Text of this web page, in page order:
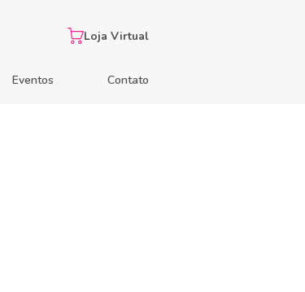
Eventos Contato
Loja Virtual